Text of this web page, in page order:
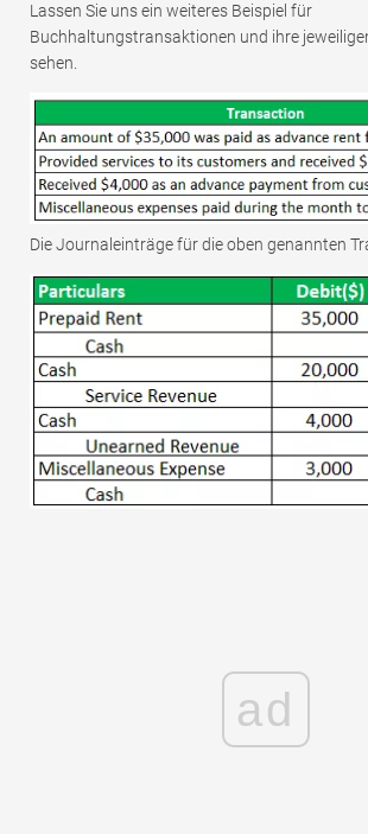
Lassen Sie uns ein weiteres Beispiel für
Buchhaltungstransaktionen und ihre
sehen.
Die Journaleinträge für die oben genannten
ad